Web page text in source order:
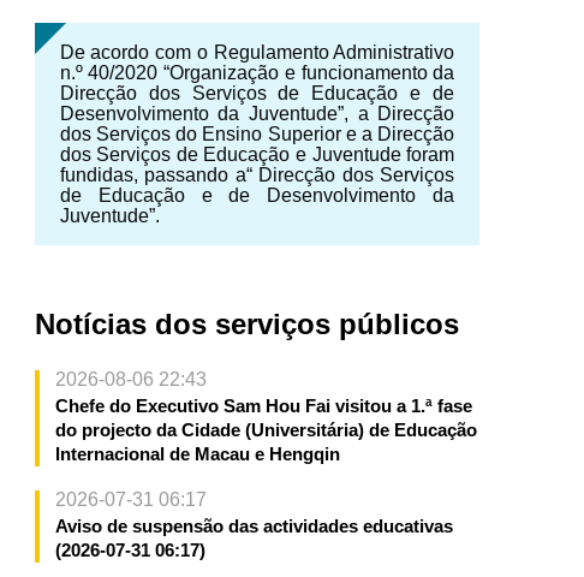
De acordo com o Regulamento Administrativo
n.º 40/2020 “Organização e funcionamento da
Direcção dos Serviços de Educação e de
Desenvolvimento da Juventude”, a Direcção
dos Serviços do Ensino Superior e a Direcção
dos Serviços de Educação e Juventude foram
fundidas, passando a“ Direcção dos Serviços
de Educação e de Desenvolvimento da
Juventude”.
Notícias dos serviços públicos
2026-08-06 22:43
Chefe do Executivo Sam Hou Fai visitou a 1.ª fase
do projecto da Cidade (Universitária) de Educação
Internacional de Macau e Hengqin
2026-07-31 06:17
Aviso de suspensão das actividades educativas
(2026-07-31 06:17)